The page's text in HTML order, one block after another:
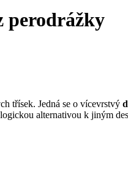
perodrážky
třísek. Jedná se o vícevrstvý
alternativou k jiným